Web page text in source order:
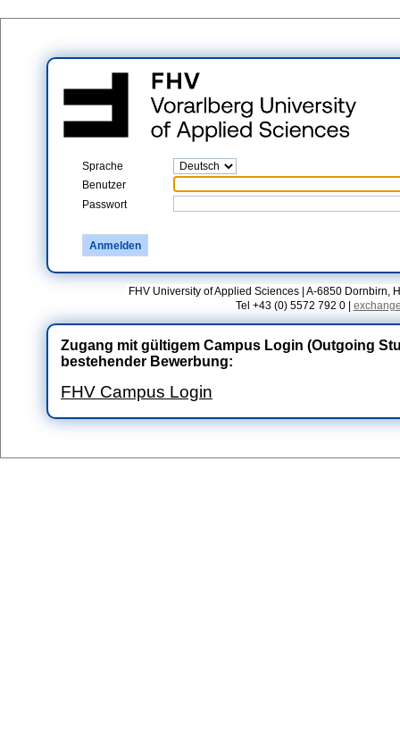
Sprache
Benutzer
Passwort
FHV University of Applied Sciences | A-6850 Dornbirn,
Tel +43 (0) 5572 792 0 |
Zugang mit gültigem Campus Login (Outgoing
bestehender Bewerbung:
FHV Campus Login